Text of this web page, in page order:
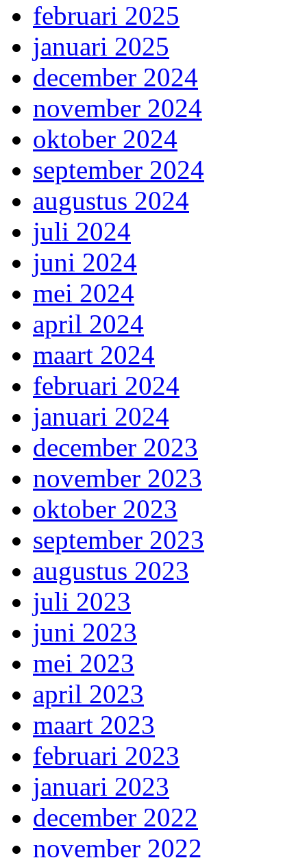
februari 2025
januari 2025
december 2024
november 2024
oktober 2024
september 2024
augustus 2024
juli 2024
juni 2024
mei 2024
april 2024
maart 2024
februari 2024
januari 2024
december 2023
november 2023
oktober 2023
september 2023
augustus 2023
juli 2023
juni 2023
mei 2023
april 2023
maart 2023
februari 2023
januari 2023
december 2022
november 2022